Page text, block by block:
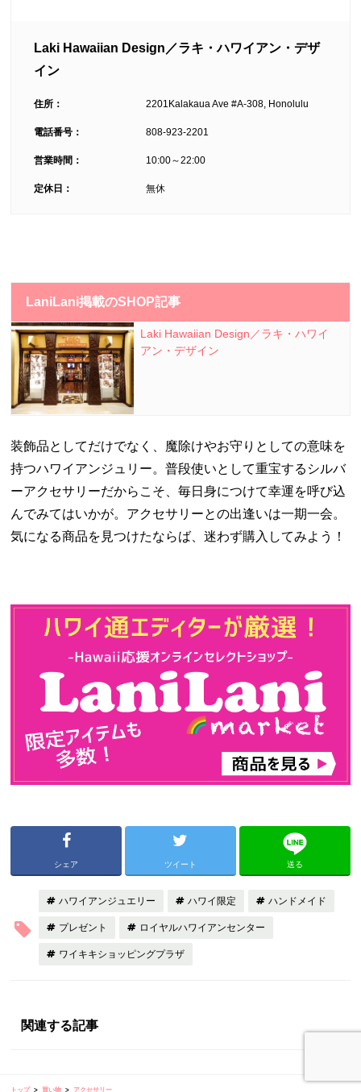
Laki Hawaiian Design／ラキ・ハワイアン・デザ
イン
住所： 2201Kalakaua Ave #A-308, Honolulu
電話番号： 808-923-2201
営業時間： 10:00～22:00
定休日： 無休
LaniLani掲載のSHOP記事
Laki Hawaiian Design／ラキ・ハワイ
アン・デザイン
装飾品としてだけでなく、魔除けやお守りとしての意味を
持つハワイアンジュリー。普段使いとして重宝するシルバ
ーアクセサリーだからこそ、毎日身につけて幸運を呼び込
んでみてはいかが。アクセサリーとの出逢いは一期一会。
気になる商品を見つけたならば、迷わず購入してみよう！
シェア ツイート 送る
ハワイアンジュエリー ハワイ限定 ハンドメイド
プレゼント ロイヤルハワイアンセンター
ワイキキショッピングプラザ
関連する記事
トップ 買い物 アクセサリー